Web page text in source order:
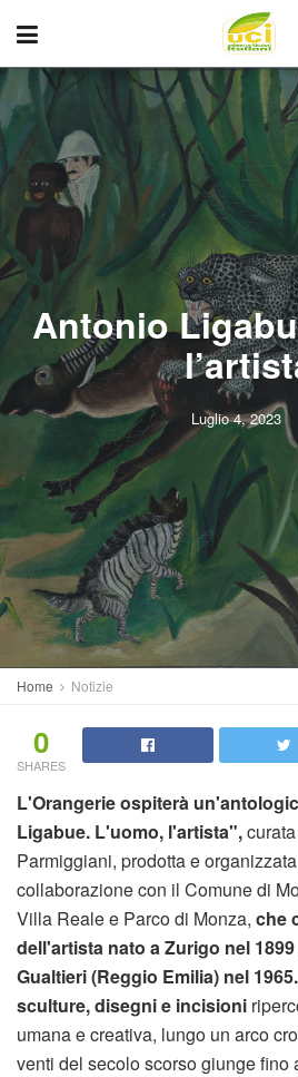
Antonio
Luglio 4, 2023
Home Notizie
0
SHARES
L'Orangerie ospiterà
Ligabue. L'uomo, l'artista",
Parmiggiani, prodotta e
collaborazione con il Comune di
Villa Reale e Parco di Monza, che
dell'artista nato a Zurigo nel
Gualtieri (Reggio Emilia) nel
sculture, disegni e incisioni
umana e creativa, lungo un arco
venti del secolo scorso giunge fino